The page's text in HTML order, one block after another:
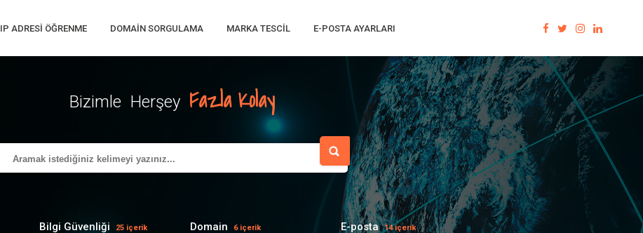
IP ADRESI ÖĞRENME DOMAIN SORGULAMA MARKA TESCIL E-POSTA AYARLARI
Bizimle Herşey Fazla Kolay
Bilgi Güvenliği 25 içerik Domain 6 içerik E-posta 14 içerik